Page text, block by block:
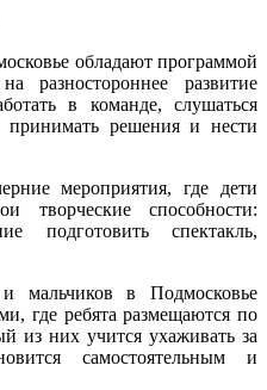
обладают программой
разностороннее развитие
в команде, слушаться
принимать решения и нести
мероприятия, где дети
творческие способности:
подготовить спектакль,
мальчиков в Подмосковье
где ребята размещаются по
из них учится ухаживать за
самостоятельным и